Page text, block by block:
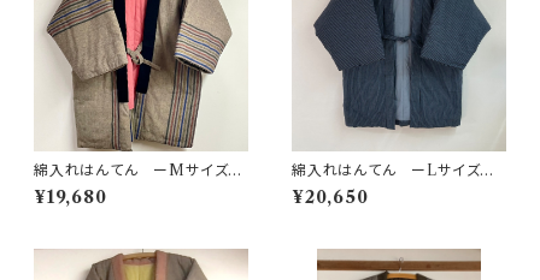
綿入れはんてん ーMサイズ
ー 館林木綿
¥19,680
綿入れはんてん ーLサイズ
ー 遠州木綿t2
¥20,650